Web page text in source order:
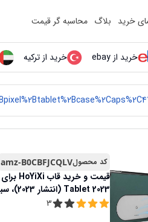
خرید بلاگ محاسبه گر قیمت
خرید از ebay خرید از ترکیه
کد محصولamz-B0CBFJCQLV
قیمت و خرید
Tablet 2023 (انتشار 2023)، سبز تیره
3